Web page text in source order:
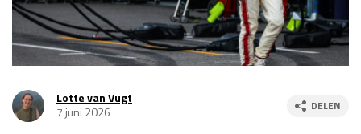
Race
za 13:00 - 15:00
Lotte van Vugt
7 juni 2026
DELEN